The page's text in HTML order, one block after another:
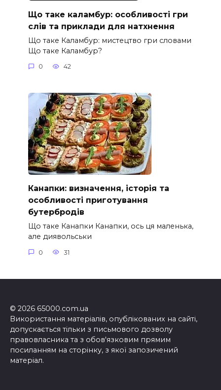
Що таке каламбур: особливості гри
слів та приклади для натхнення
Що таке Каламбур: мистецтво гри словами
Що таке Каламбур?
0 42
Канапки: визначення, історія та
особливості приготування
бутербродів
Що таке Канапки Канапки, ось ця маленька,
але диявольськи
0 31
© 2026 65000.com.ua
Використання матеріалів, опублікованих на сайті,
допускається тільки з письмового дозволу
правовласника та з обов'язковим прямим
посиланням на сторінку, з якої запозичений
матеріал.